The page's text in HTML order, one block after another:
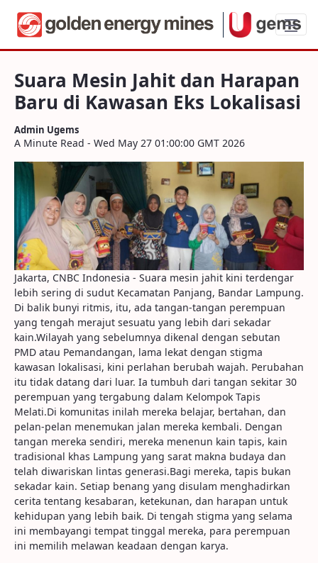
Suara Mesin Jahit dan Harapan Baru di
Suara Mesin Jahit dan Harapan
Baru di Kawasan Eks Lokalisasi
Admin Ugems
A Minute Read - Wed May 27 01:00:00 GMT 2026
Jakarta, CNBC Indonesia - Suara mesin jahit kini terdengar
lebih sering di sudut Kecamatan Panjang, Bandar Lampung.
Di balik bunyi ritmis, itu, ada tangan-tangan perempuan
yang tengah merajut sesuatu yang lebih dari sekadar
kain.Wilayah yang sebelumnya dikenal dengan sebutan
PMD atau Pemandangan, lama lekat dengan stigma
kawasan lokalisasi, kini perlahan berubah wajah. Perubahan
itu tidak datang dari luar. Ia tumbuh dari tangan sekitar 30
perempuan yang tergabung dalam Kelompok Tapis
Melati.Di komunitas inilah mereka belajar, bertahan, dan
pelan-pelan menemukan jalan mereka kembali. Dengan
tangan mereka sendiri, mereka menenun kain tapis, kain
tradisional khas Lampung yang sarat makna budaya dan
telah diwariskan lintas generasi.Bagi mereka, tapis bukan
sekadar kain. Setiap benang yang disulam menghadirkan
cerita tentang kesabaran, ketekunan, dan harapan untuk
kehidupan yang lebih baik. Di tengah stigma yang selama
ini membayangi tempat tinggal mereka, para perempuan
ini memilih melawan keadaan dengan karya.